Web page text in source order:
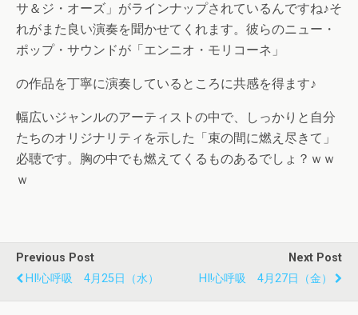
サ＆ジ・オーズ」がラインナップされているんですね♪そ
れがまた良い演奏を聞かせてくれます。彼らのニュー・
ポップ・サウンドが「エンニオ・モリコーネ」
の作品を丁寧に演奏しているところに共感を得ます♪
幅広いジャンルのアーティストの中で、しっかりと自分
たちのオリジナリティを示した「束の間に燃え尽きて」
必聴です。胸の中でも燃えてくるものあるでしょ？ｗｗ
ｗ
Previous Post
HI!心呼吸 4月25日（水）
Next Post
HI!心呼吸 4月27日（金）